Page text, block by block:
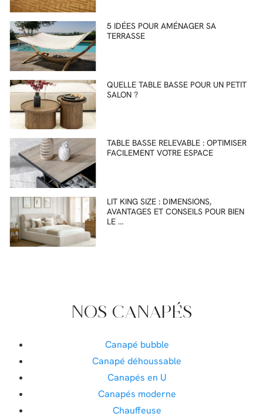
5 IDÉES POUR AMÉNAGER SA
TERRASSE
QUELLE TABLE BASSE POUR UN PETIT
SALON ?
TABLE BASSE RELEVABLE : OPTIMISER
FACILEMENT VOTRE ESPACE
LIT KING SIZE : DIMENSIONS,
AVANTAGES ET CONSEILS POUR BIEN
LE …
NOS CANAPÉS
Canapé bubble
Canapé déhoussable
Canapés en U
Canapés moderne
Chauffeuse